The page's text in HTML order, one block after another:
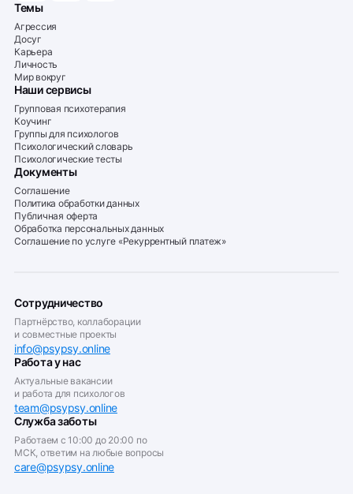
Темы
Агрессия
Досуг
Карьера
Личность
Мир вокруг
Наши сервисы
Групповая психотерапия
Коучинг
Группы для психологов
Психологический словарь
Психологические тесты
Документы
Соглашение
Политика обработки данных
Публичная оферта
Обработка персональных данных
Соглашение по услуге «Рекуррентный платеж»
Сотрудничество
Партнёрство, коллаборации
и совместные проекты
info@psypsy.online
Работа у нас
Актуальные вакансии
и работа для психологов
team@psypsy.online
Служба заботы
Работаем с 10:00 до 20:00 по
МСК, ответим на любые вопросы
care@psypsy.online